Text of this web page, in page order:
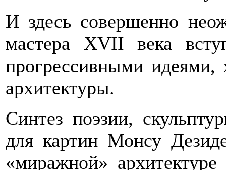
И здесь совершенно
мастера XVII века
прогрессивными идеями,
архитектуры.
Синтез поэзии,
для картин Монсу
«миражной»